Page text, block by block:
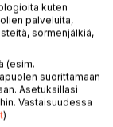
kuten
palveluita,
sormenjälkiä,
(esim.
suorittamaan
Asetuksillasi
Vastaisuudessa
)